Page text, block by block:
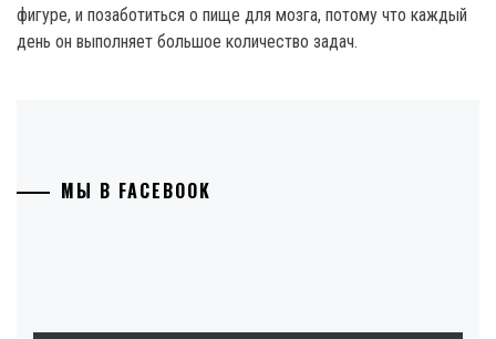
фигуре, и позаботиться о пище для мозга, потому что каждый
день он выполняет большое количество задач.
МЫ В FACEBOOK